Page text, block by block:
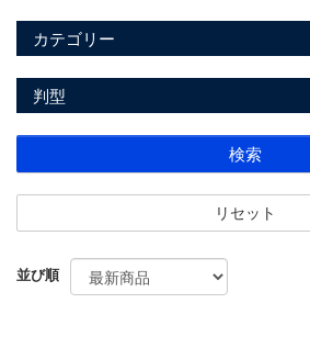
カテゴリー
判型
検索
リセット
並び順